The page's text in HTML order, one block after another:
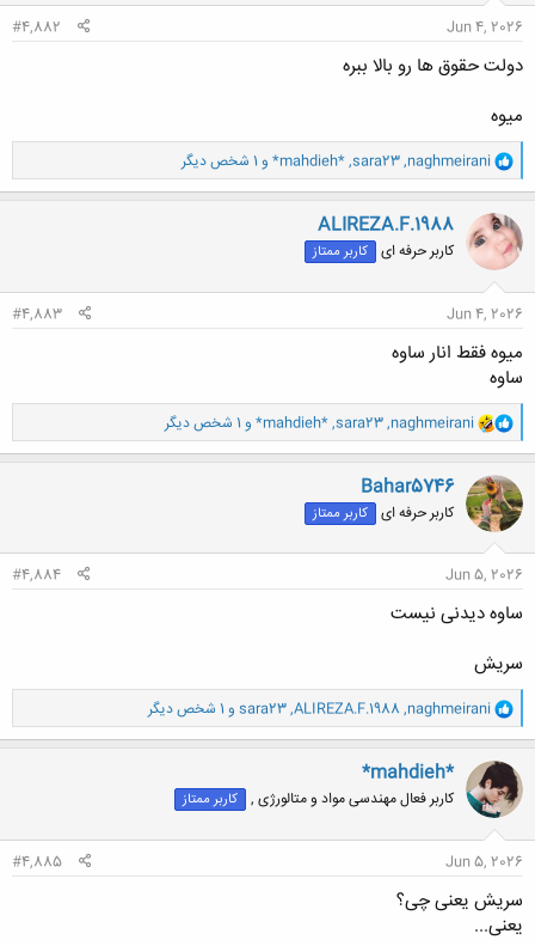
Jun 4, 2026
#4,882
دولت حقوق ها رو بالا ببره
میوه
و
ا
ک
ن
ش
ه
ا
naghmeirani
,
sara23
,
*mahdieh* و 1 شخص دیگر
ALIREZA.F.1988
کاربر حرفه ای کاربر ممتاز
Jun 4, 2026
#4,883
میوه فقط انار ساوه
ساوه
و
ا
ک
ن
ش
ه
:
naghmeirani
,
sara23
,
*mahdieh* و 1 شخص دیگر
Bahar5746
کاربر حرفه ای کاربر ممتاز
Jun 5, 2026
#4,884
ساوه دیدنی نیست
سریش
و
ا
ک
ن
ش
ه
ا
naghmeirani
,
ALIREZA.F.1988
,
sara23 و 1 شخص دیگر
*mahdieh*
کاربر فعال مهندسی مواد و متالورژی , کاربر ممتاز
Jun 5, 2026
#4,885
سریش یعنی چی؟
یعنی...